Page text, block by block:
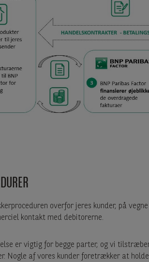
overfor jeres kunder, på
kontakt med debitorerne.
er vigtig for begge parter, og vi
Nogle af vores kunder foretrækker at